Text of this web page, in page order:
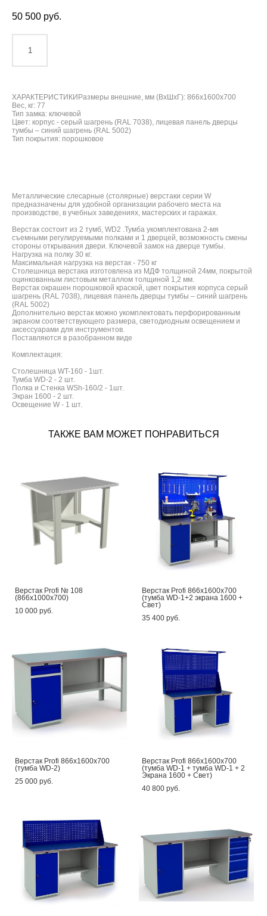
50 500 pуб.
ХАРАКТЕРИСТИКИРазмеры внешние, мм (ВхШхГ): 866x1600x700
Вес, кг: 77
Тип замка: ключевой
Цвет: корпус - серый шагрень (RAL 7038), лицевая панель дверцы
тумбы – синий шагрень (RAL 5002)
Тип покрытия: порошковое
Металлические слесарные (столярные) верстаки серии W
предназначены для удобной организации рабочего места на
производстве, в учебных заведениях, мастерских и гаражах.
Верстак состоит из 2 тумб, WD2 .Тумба укомплектована 2-мя
съемными регулируемыми полками и 1 дверцей, возможность смены
стороны открывания двери. Ключевой замок на дверце тумбы.
Нагрузка на полку 30 кг.
Максимальная нагрузка на верстак - 750 кг
Столешница верстака изготовлена из МДФ толщиной 24мм, покрытой
оцинкованным листовым металлом толщиной 1,2 мм.
Верстак окрашен порошковой краской, цвет покрытия корпуса серый
шагрень (RAL 7038), лицевая панель дверцы тумбы – синий шагрень
(RAL 5002)
Дополнительно верстак можно укомплектовать перфорированным
экраном соответствующего размера, светодиодным освещением и
аксессуарами для инструментов.
Поставляются в разобранном виде
Комплектация:
Столешница WT-160 - 1шт.
Тумба WD-2 - 2 шт.
Полка и Стенка WSh-160/2 - 1шт.
Экран 1600 - 2 шт.
Освещение W - 1 шт.
ТАКЖЕ ВАМ МОЖЕТ ПОНРАВИТЬСЯ
Верстак Profi № 108
(866x1000x700)
10 000 pуб.
Верстак Profi 866x1600x700
(тумба WD-1+2 экрана 1600 +
Свет)
35 400 pуб.
Верстак Profi 866x1600x700
(тумба WD-2)
25 000 pуб.
Верстак Profi 866x1600x700
(тумба WD-1 + тумба WD-1 + 2
Экрана 1600 + Свет)
40 800 pуб.